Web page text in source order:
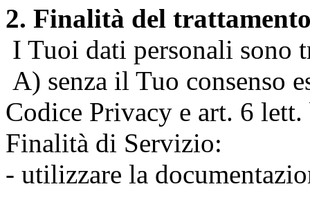
2. Finalità del
I Tuoi dati personali sono
A) senza il Tuo consenso
Codice Privacy e art. 6
Finalità di Servizio:
- utilizzare la